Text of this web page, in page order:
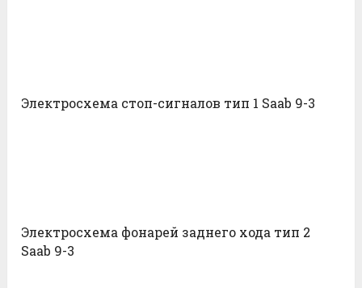
Электросхема стоп-сигналов тип 1 Saab 9-3
Электросхема фонарей заднего хода тип 2
Saab 9-3